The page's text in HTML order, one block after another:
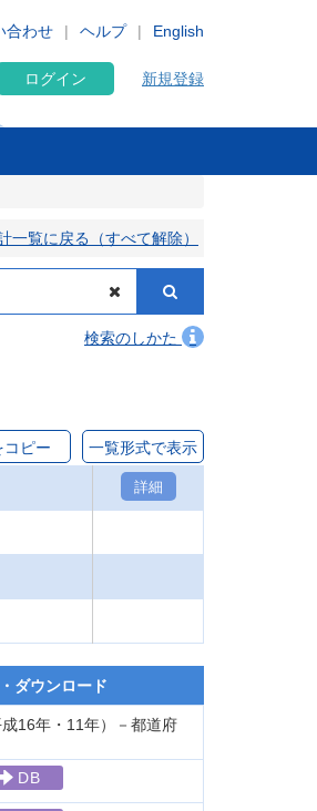
English
合わせ ヘルプ
ログイン 新規登録
一覧に戻る（すべて解除）
検索のしかた
コピー 一覧形式で表示
詳細
ダウンロード
16年・11年）－都道府
DB